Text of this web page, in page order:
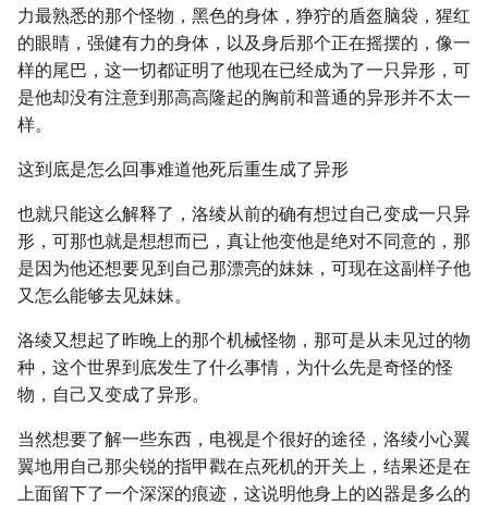
力最熟悉的那个怪物，黑色的身体，狰狞的盾盔脑袋，猩红
的眼睛，强健有力的身体，以及身后那个正在摇摆的，像一
样的尾巴，这一切都证明了他现在已经成为了一只异形，可
是他却没有注意到那高高隆起的胸前和普通的异形并不太一
样。
这到底是怎么回事难道他死后重生成了异形
也就只能这么解释了，洛绫从前的确有想过自己变成一只异
形，可那也就是想想而已，真让他变他是绝对不同意的，那
是因为他还想要见到自己那漂亮的妹妹，可现在这副样子他
又怎么能够去见妹妹。
洛绫又想起了昨晚上的那个机械怪物，那可是从未见过的物
种，这个世界到底发生了什么事情，为什么先是奇怪的怪
物，自己又变成了异形。
当然想要了解一些东西，电视是个很好的途径，洛绫小心翼
翼地用自己那尖锐的指甲戳在点死机的开关上，结果还是在
上面留下了一个深深的痕迹，这说明他身上的凶器是多么的